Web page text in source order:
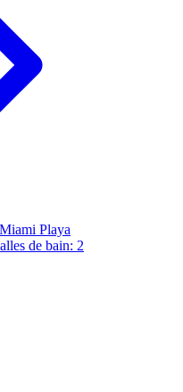
Playa
de bain: 2